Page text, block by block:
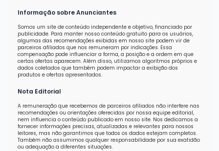
Informação sobre Anunciantes
Somos um site de conteúdo independente e objetivo, financiado por
publicidade. Para manter nosso conteúdo gratuito para os usuários,
algumas das recomendações exibidas em nosso site podem vir de
parceiros afiliados que nos remuneram por indicações. Essa
compensação pode influenciar a forma, a posição e a ordem em que
certas ofertas aparecem. Além disso, utilizamos algoritmos próprios e
dados coletados que também podem impactar a exibição dos
produtos e ofertas apresentados.
Nota Editorial
A remuneração que recebemos de parceiros afiliados não interfere nas
recomendações ou orientações oferecidas por nossa equipe editorial,
nem influencia o conteúdo publicado em nosso site. Nos dedicamos a
fornecer informações precisas, atualizadas e relevantes para nossos
leitores, mas não garantimos que todos os dados estejam completos.
Também não assumimos qualquer responsabilidade por sua exatidão
ou adequação a diferentes situações.